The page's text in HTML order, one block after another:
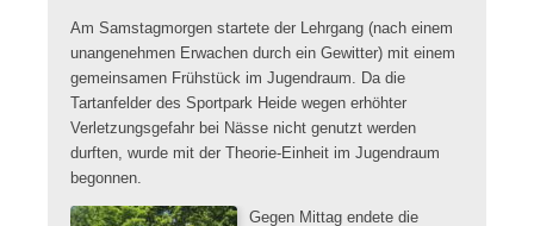
Am Samstagmorgen startete der Lehrgang (nach einem
unangenehmen Erwachen durch ein Gewitter) mit einem
gemeinsamen Frühstück im Jugendraum. Da die
Tartanfelder des Sportpark Heide wegen erhöhter
Verletzungsgefahr bei Nässe nicht genutzt werden
durften, wurde mit der Theorie-Einheit im Jugendraum
begonnen.
Gegen Mittag endete die